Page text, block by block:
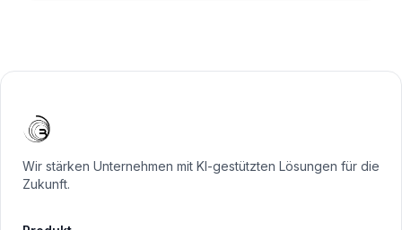
Wir stärken Unternehmen mit KI-gestützten Lösungen für die
Zukunft.